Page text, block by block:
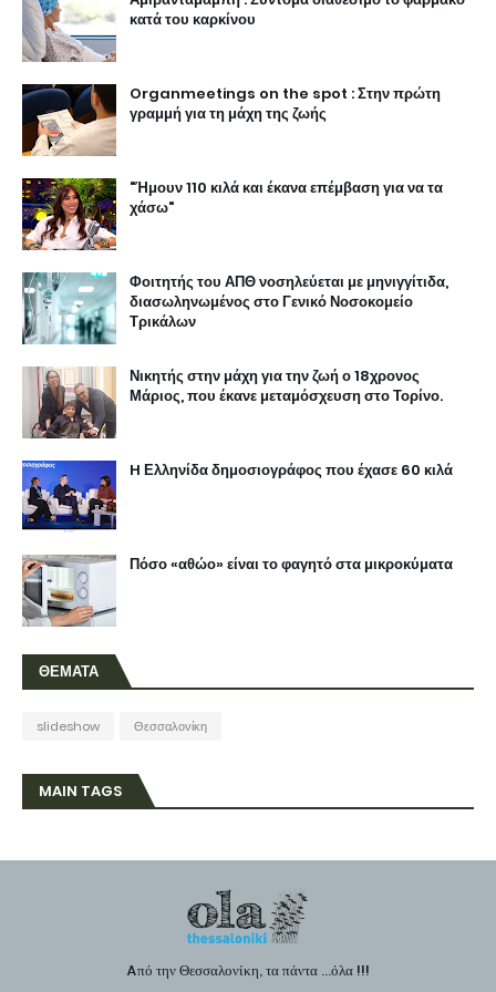
κατά του καρκίνου
Organmeetings on the spot : Στην πρώτη
γραμμή για τη μάχη της ζωής
"Ήμουν 110 κιλά και έκανα επέμβαση για να τα
χάσω"
Φοιτητής του ΑΠΘ νοσηλεύεται με μηνιγγίτιδα,
διασωληνωμένος στο Γενικό Νοσοκομείο
Τρικάλων
Νικητής στην μάχη για την ζωή ο 18χρονος
Μάριος, που έκανε μεταμόσχευση στο Τορίνο.
H Ελληνίδα δημοσιογράφος που έχασε 60 κιλά
Πόσο «αθώο» είναι το φαγητό στα μικροκύματα
ΘΕΜΑΤΑ
slideshow Θεσσαλονίκη
MAIN TAGS
Aπό την Θεσσαλονίκη, τα πάντα ...όλα !!!